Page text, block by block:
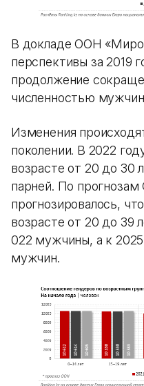
В докладе ООН
перспективы за 2019
продолжение
численностью
Изменения
поколении. В 2022
возрасте от 20 до 30
парней. По
прогнозировалось,
возрасте от 20 до 39
022 мужчины, а к
мужчин.